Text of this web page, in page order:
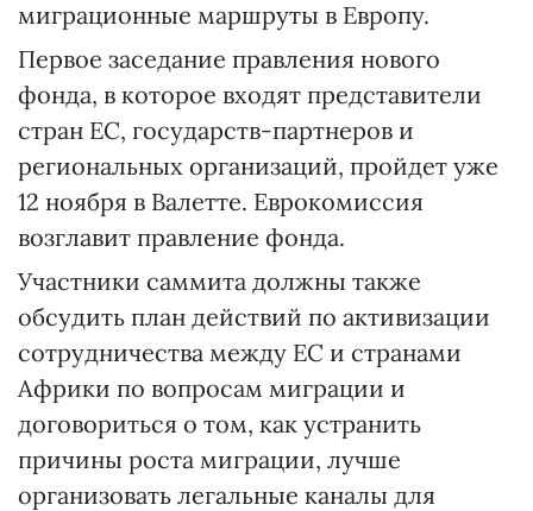
миграционные маршруты в Европу.
Первое заседание правления нового
фонда, в которое входят представители
стран ЕС, государств-партнеров и
региональных организаций, пройдет уже
12 ноября в Валетте. Еврокомиссия
возглавит правление фонда.
Участники саммита должны также
обсудить план действий по активизации
сотрудничества между ЕС и странами
Африки по вопросам миграции и
договориться о том, как устранить
причины роста миграции, лучше
организовать легальные каналы для